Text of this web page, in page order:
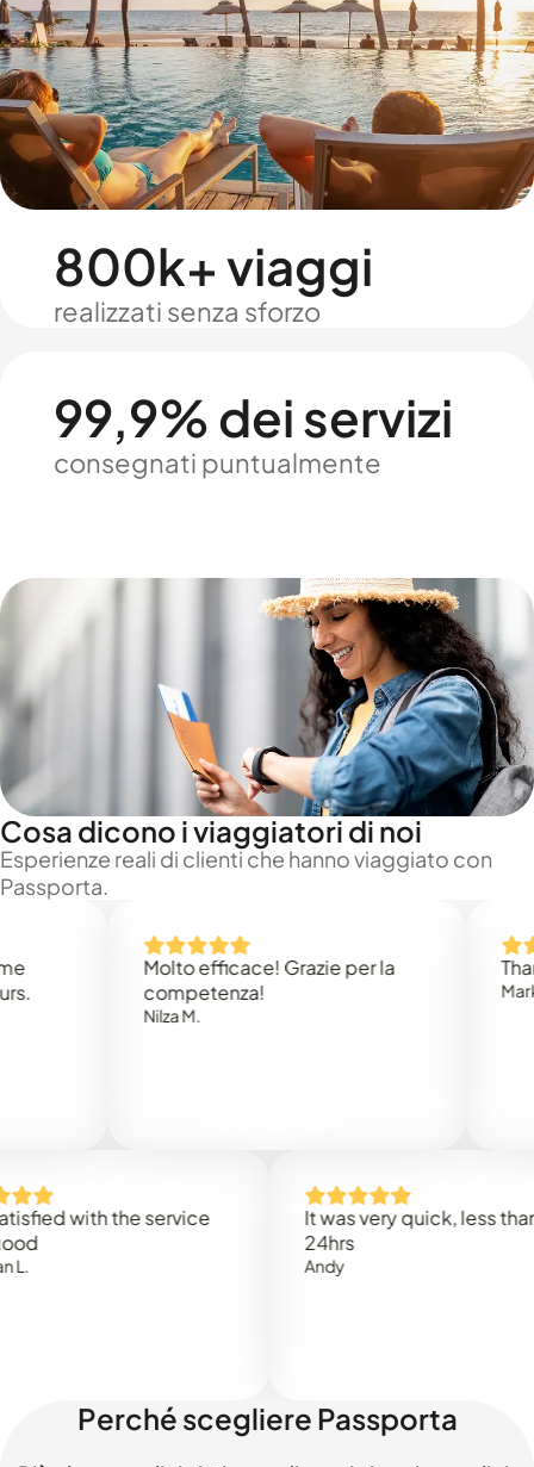
800k+ viaggi
realizzati senza sforzo
99,9% dei servizi
consegnati puntualmente
Cosa dicono i viaggiatori di noi
Esperienze reali di clienti che hanno viaggiato con
Passporta.
Molto efficace! Grazie per la
competenza!
Nilza M.
Thank
Mark N.
with the service
It was very quick, less than
24hrs
Perché scegliere Passporta